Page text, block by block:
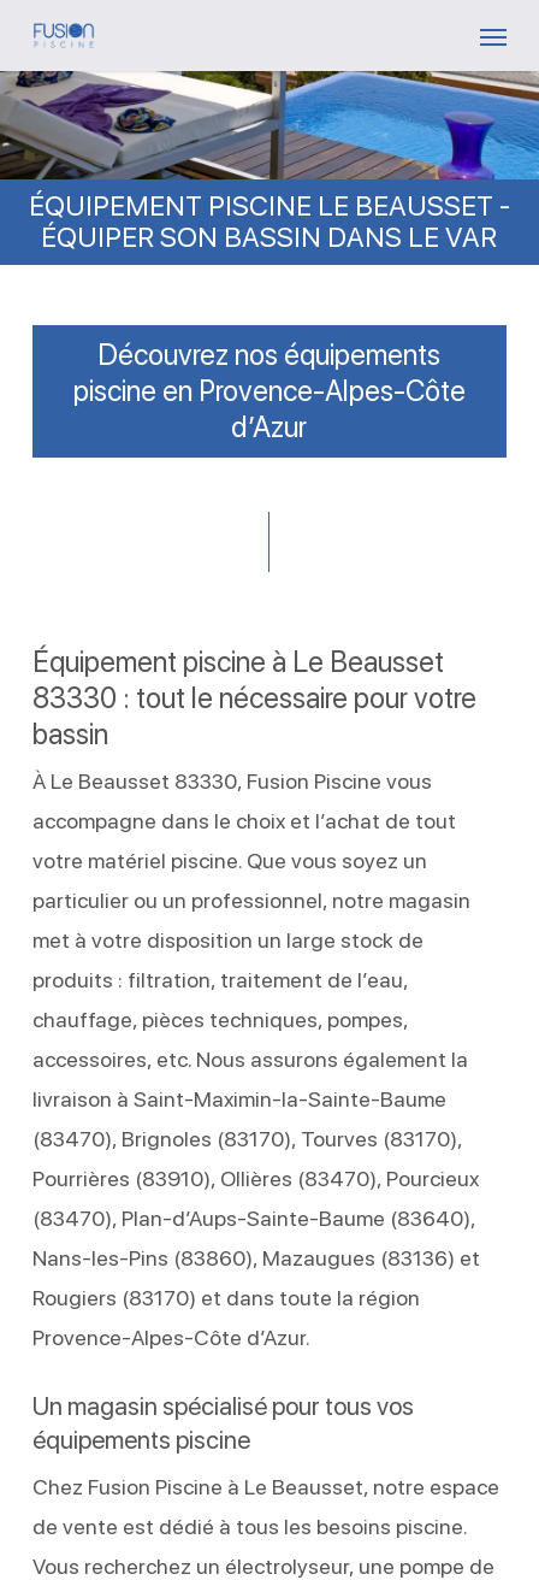
Skip
main
content
ÉQUIPEMENT PISCINE LE BEAUSSET -
ÉQUIPER SON BASSIN DANS LE VAR
Découvrez nos équipements
piscine en Provence-Alpes-Côte
d’Azur
Équipement piscine à Le Beausset
83330 : tout le nécessaire pour votre
bassin
À Le Beausset 83330, Fusion Piscine vous
accompagne dans le choix et l’achat de tout
votre matériel piscine. Que vous soyez un
particulier ou un professionnel, notre magasin
met à votre disposition un large stock de
produits : filtration, traitement de l’eau,
chauffage, pièces techniques, pompes,
accessoires, etc. Nous assurons également la
livraison à Saint-Maximin-la-Sainte-Baume
(83470), Brignoles (83170), Tourves (83170),
Pourrières (83910), Ollières (83470), Pourcieux
(83470), Plan-d’Aups-Sainte-Baume (83640),
Nans-les-Pins (83860), Mazaugues (83136) et
Rougiers (83170) et dans toute la région
Provence-Alpes-Côte d’Azur.
Un magasin spécialisé pour tous vos
équipements piscine
Chez Fusion Piscine à Le Beausset, notre espace
de vente est dédié à tous les besoins piscine.
Vous recherchez un électrolyseur, une pompe de